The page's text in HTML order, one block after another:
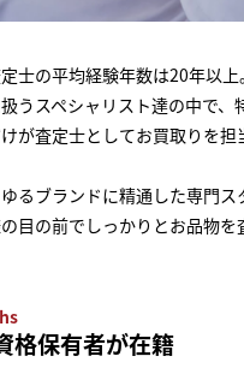
士の平均経験年数は20年以
うスペシャリスト達の中で、
が査定士としてお買取りを担
るブランドに精通した専門ス
目の前でしっかりとお品物を
格保有者が在籍